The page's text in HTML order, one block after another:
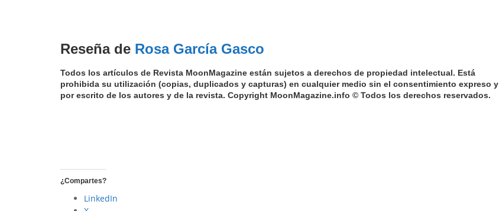
Reseña de Rosa García Gasco
Todos los artículos de Revista MoonMagazine están sujetos a derechos de propiedad intelectual. Está
prohibida su utilización (copias, duplicados y capturas) en cualquier medio sin el consentimiento expreso y
por escrito de los autores y de la revista. Copyright MoonMagazine.info © Todos los derechos reservados.
¿Compartes?
LinkedIn